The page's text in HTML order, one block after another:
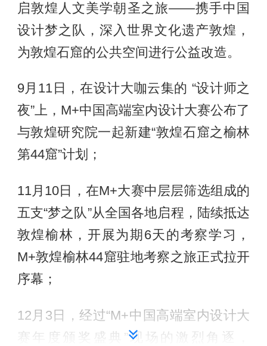
启敦煌人文美学朝圣之旅——携手中国
设计梦之队，深入世界文化遗产敦煌，
为敦煌石窟的公共空间进行公益改造。
9月11日，在设计大咖云集的 “设计师之
夜”上，M+中国高端室内设计大赛公布了
与敦煌研究院一起新建“敦煌石窟之榆林
第44窟”计划；
11月10日，在M+大赛中层层筛选组成的
五支“梦之队”从全国各地启程，陆续抵达
敦煌榆林，开展为期6天的考察学习，
M+敦煌榆林44窟驻地考察之旅正式拉开
序幕；
12月3日，经过“M+中国高端室内设计大
赛年度颁奖盛典”现场的激烈角逐，